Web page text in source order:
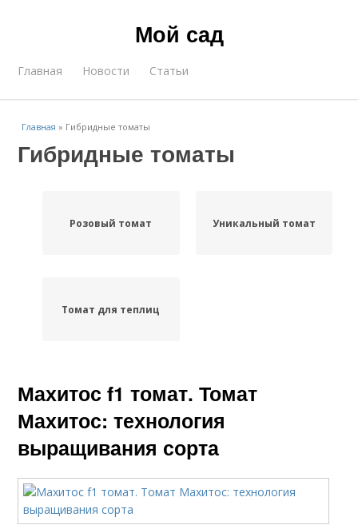
Мой сад
Главная Новости Статьи
Главная » Гибридные томаты
Гибридные томаты
Розовый томат Уникальный томат
Томат для теплиц
Махитос f1 томат. Томат
Махитос: технология
выращивания сорта